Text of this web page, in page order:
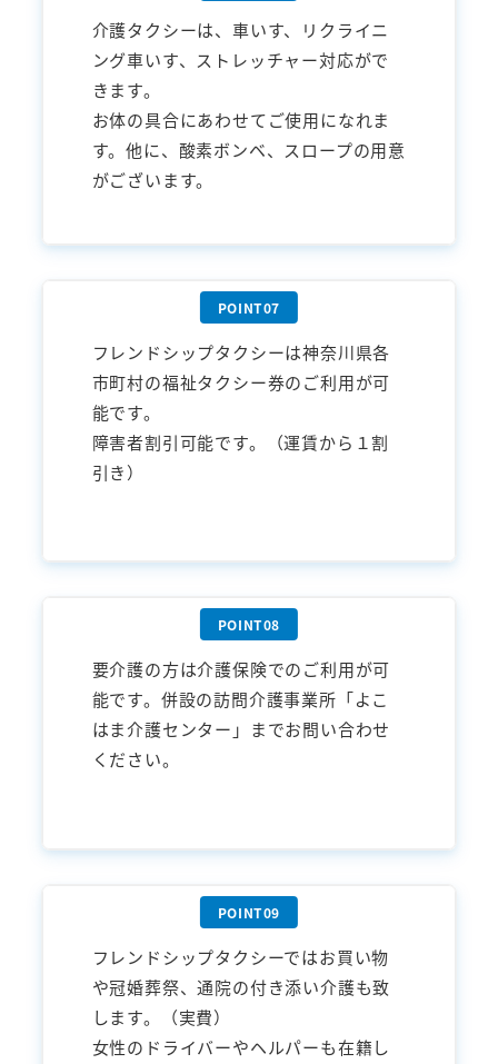
介護タクシーは、車いす、リクライニ
ング車いす、ストレッチャー対応がで
きます。
お体の具合にあわせてご使用になれま
す。他に、酸素ボンベ、スロープの用意
がございます。
フレンドシップタクシーは神奈川県各
市町村の福祉タクシー券のご利用が可
能です。
障害者割引可能です。（運賃から１割
引き）
要介護の方は介護保険でのご利用が可
能です。併設の訪問介護事業所「よこ
はま介護センター」までお問い合わせ
ください。
フレンドシップタクシーではお買い物
や冠婚葬祭、通院の付き添い介護も致
します。（実費）
女性のドライバーやヘルパーも在籍し